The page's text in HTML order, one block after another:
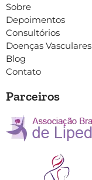
Sobre
Depoimentos
Consultórios
Doenças Vasculares
Blog
Contato
Parceiros